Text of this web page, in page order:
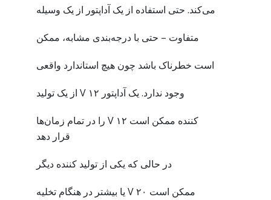
می‌کند. حتی استفاده از یک آداپتور از یک وسیله
متفاوت – حتی با درجه‌بندی مشابه، ممکن
است خطرناک باشد چون هیچ استاندارد واقعی
وجود ندارد. یک آداپتور ۱۲ V از یک تولید
کننده ممکن است ۱۲ V را در تمام زمان‌ها
قرار دهد
در حالی که یکی از تولید کننده دیگر
ممکن است ۲۰ V یا بیشتر در هنگام تخلیه